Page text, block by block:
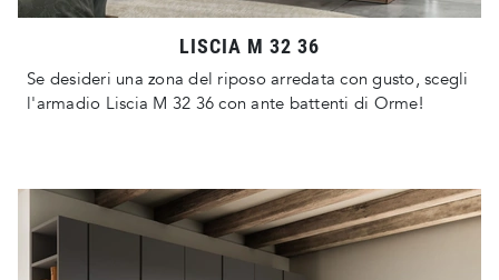
LISCIA M 32 36
Se desideri una zona del riposo arredata con gusto, scegli
l'armadio Liscia M 32 36 con ante battenti di Orme!